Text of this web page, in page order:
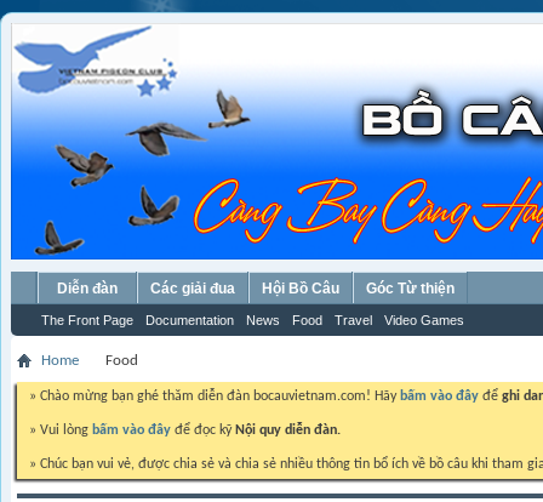
The Front Page Documentation News Food Travel Video Games
Diễn đàn Các giải đua Hội Bồ Câu Góc Từ thiện
Home Food
» Chào mừng bạn ghé thăm diễn đàn bocauvietnam.com! Hãy bấm vào đây để ghi
» Vui lòng bấm vào đây để đọc kỹ Nội quy diễn đàn.
» Chúc bạn vui vẻ, được chia sẻ và chia sẻ nhiều thông tin bổ ích về bồ câu khi tham